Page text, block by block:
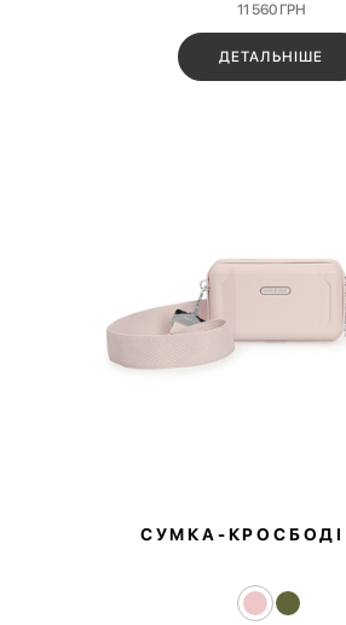
11 560 ГРН
ДЕТАЛЬНІШЕ
СУМКА-КРОСБОДІ